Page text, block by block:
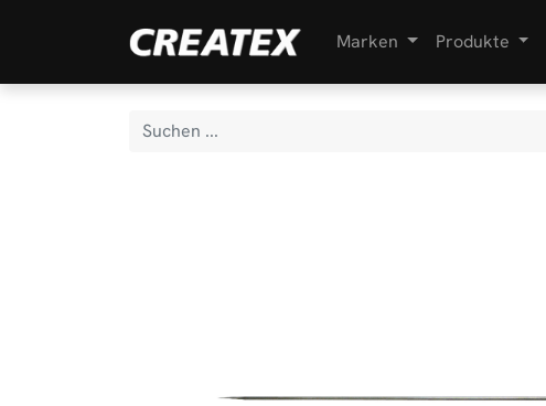
Marken Produkte